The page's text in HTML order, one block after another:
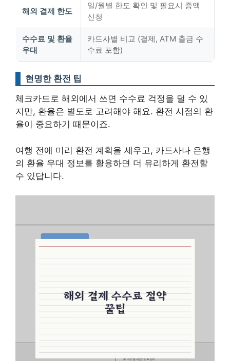
해외 결제 한도
일/월별 한도 확인 및 필요시 증액
신청
수수료 및 환율
우대
카드사별 비교 (결제, ATM 출금 수
수료 포함)
현명한 환전 팁
체크카드로 해외에서 쓰면 수수료 걱정을 덜 수 있
지만, 환율은 별도로 고려해야 해요. 환전 시점의 환
율이 중요하기 때문이죠.
여행 전에 미리 환전 계획을 세우고, 카드사나 은행
의 환율 우대 정보를 활용하면 더 유리하게 환전할
수 있답니다.